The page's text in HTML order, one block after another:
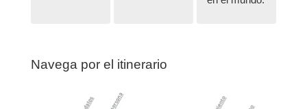
Navega por el itinerario